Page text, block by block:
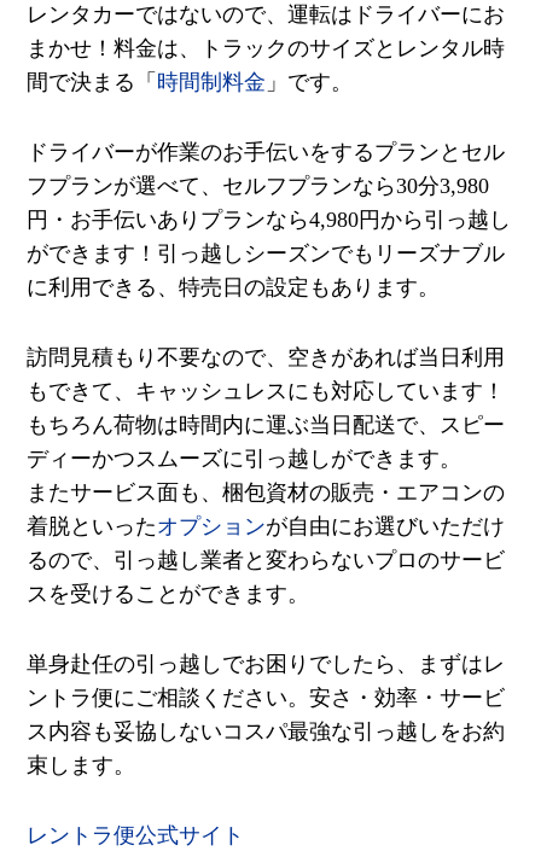
レンタカーではないので、運転はドライバーにお
まかせ！料金は、トラックのサイズとレンタル時
間で決まる「 時間制料金 」です。
ドライバーが作業のお手伝いをするプランとセル
フプランが選べて、セルフプランなら30分3,980
円・お手伝いありプランなら4,980円から引っ越し
ができます！引っ越しシーズンでもリーズナブル
に利用できる、特売日の設定もあります。
訪問見積もり不要なので、空きがあれば当日利用
もできて、キャッシュレスにも対応しています！
もちろん荷物は時間内に運ぶ当日配送で、スピー
ディーかつスムーズに引っ越しができます。
またサービス面も、梱包資材の販売・エアコンの
着脱といったオプションが自由にお選びいただけ
るので、引っ越し業者と変わらないプロのサービ
スを受けることができます。
単身赴任の引っ越しでお困りでしたら、まずはレ
ントラ便にご相談ください。安さ・効率・サービ
ス内容も妥協しないコスパ最強な引っ越しをお約
束します。
レントラ便公式サイト